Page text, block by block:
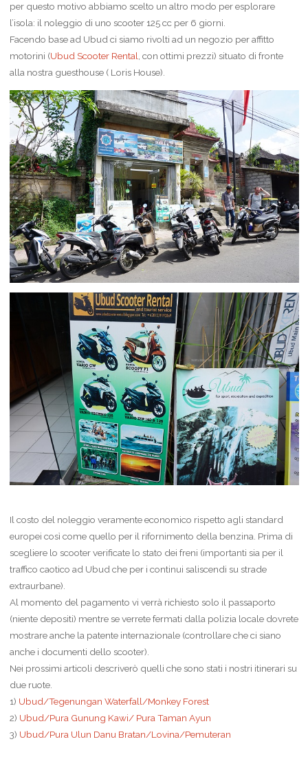
per questo motivo abbiamo scelto un altro modo per esplorare
l’isola: il noleggio di uno scooter 125 cc per 6 giorni.
Facendo base ad Ubud ci siamo rivolti ad un negozio per affitto
motorini (Ubud Scooter Rental , con ottimi prezzi) situato di fronte
alla nostra guesthouse ( Loris House).
Il costo del noleggio veramente economico rispetto agli standard
europei così come quello per il rifornimento della benzina. Prima di
scegliere lo scooter verificate lo stato dei freni (importanti sia per il
traffico caotico ad Ubud che per i continui saliscendi su strade
extraurbane).
Al momento del pagamento vi verrà richiesto solo il passaporto
(niente depositi) mentre se verrete fermati dalla polizia locale dovrete
mostrare anche la patente internazionale (controllare che ci siano
anche i documenti dello scooter).
Nei prossimi articoli descriverò quelli che sono stati i nostri itinerari su
due ruote.
1) Ubud/Tegenungan Waterfall/Monkey Forest
2) Ubud/Pura Gunung Kawi/ Pura Taman Ayun
3) Ubud/Pura Ulun Danu Bratan/Lovina/Pemuteran